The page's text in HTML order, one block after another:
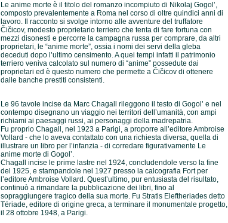
Le anime morte è il titolo del romanzo incompiuto di Nikolaj Gogol’,
composto prevalentemente a Roma nel corso di oltre quindici anni di
lavoro. Il racconto si svolge intorno alle avventure del truffatore
Čičicov, modesto proprietario terriero che tenta di fare fortuna con
mezzi disonesti e percorre la campagna russa per comprare, da altri
proprietari, le “anime morte”, ossia i nomi dei servi della gleba
deceduti dopo l’ultimo censimento. A quei tempi infatti il patrimonio
terriero veniva calcolato sul numero di “anime” possedute dai
proprietari ed è questo numero che permette a Čičicov di ottenere
dalle banche prestiti consistenti.
Le 96 tavole incise da Marc Chagall rileggono il testo di Gogol’ e nel
contempo disegnano un viaggio nei territori dell’umanità, con ampi
richiami ai paesaggi russi, ai personaggi della madrepatria.
Fu proprio Chagall, nel 1923 a Parigi, a proporre all’editore Ambroise
Vollard - che lo aveva contattato con una richiesta diversa, quella di
illustrare un libro per l’infanzia - di corredare figurativamente Le
anime morte di Gogol’.
Chagall incise le prime lastre nel 1924, concludendole verso la fine
del 1925, e stampandole nel 1927 presso la calcografia Fort per
l’editore Ambroise Vollard. Quest’ultimo, pur entusiasta del risultato,
continuò a rimandare la pubblicazione dei libri, fino al
sopraggiungere tragico della sua morte. Fu Stratis Eleftheriades detto
Tériade, editore di origine greca, a terminare il monumentale progetto,
il 28 ottobre 1948, a Parigi.